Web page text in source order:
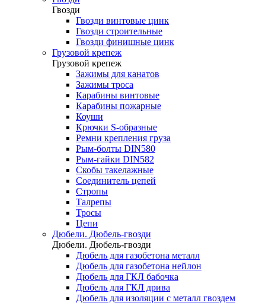
Гвозди
Гвозди винтовые цинк
Гвозди строительные
Гвозди финишные цинк
Грузовой крепеж
Грузовой крепеж
Зажимы для канатов
Зажимы троса
Карабины винтовые
Карабины пожарные
Коуши
Крючки S-образные
Ремни крепления груза
Рым-болты DIN580
Рым-гайки DIN582
Скобы такелажные
Соединитель цепей
Стропы
Талрепы
Тросы
Цепи
Дюбели. Дюбель-гвозди
Дюбели. Дюбель-гвозди
Дюбель для газобетона металл
Дюбель для газобетона нейлон
Дюбель для ГКЛ бабочка
Дюбель для ГКЛ дрива
Дюбель для изоляции с металл гвоздем